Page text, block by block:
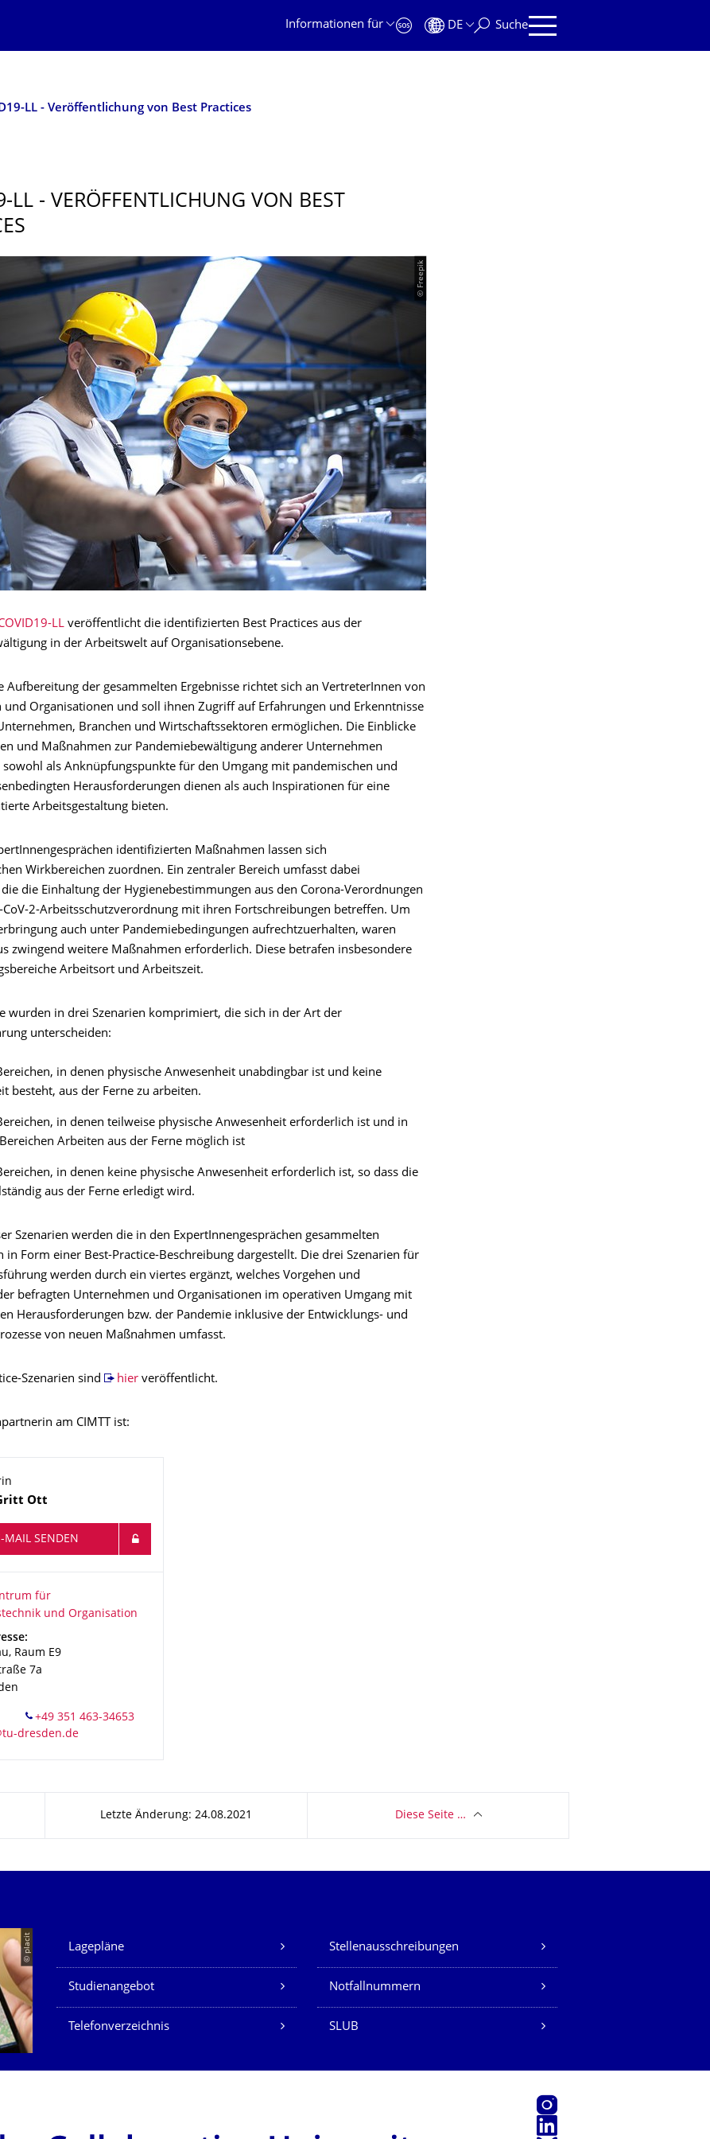
Informationen für
DE Suche
LL - Veröffentlichung von Best Practices
LL - VERÖFFENTLI­CHUNG VON BEST
© Freepik
LLveröffentlicht die identifizierten Best Practices aus der
in der Arbeitswelt auf Organisationsebene.
Aufbereitung der gesammelten Ergebnisse richtet sich an VertreterInnen von
und Organisationen und soll ihnen Zugriff auf Erfahrungen und Erkenntnisse
Branchen und Wirtschaftssektoren ermöglichen. Die Einblicke
und Maßnahmen zur Pandemiebewältigung anderer Unternehmen
sowohl als Anknüpfungspunkte für den Umgang mit pandemischen und
Herausforderungen dienen als auch Inspirationen für eine
Arbeitsgestaltung bieten.
identifizierten Maßnahmen lassen sich
Wirkbereichen zuordnen. Ein zentraler Bereich umfasst dabei
die Einhaltung der Hygienebestimmungen aus den Corona-Verordnungen
CoV-2-Arbeitsschutzverordnung mit ihren Fortschreibungen betreffen. Um
auch unter Pandemiebedingungen aufrechtzuerhalten, waren
zwingend weitere Maßnahmen erforderlich. Diese betrafen insbesondere
Arbeitsort und Arbeitszeit.
wurden in drei Szenarien komprimiert, die sich in der Art der
unterscheiden:
in denen physische Anwesenheit unabdingbar ist und keine
besteht, aus der Ferne zu arbeiten.
in denen teilweise physische Anwesenheit erforderlich ist und in
Arbeiten aus der Ferne möglich ist
in denen keine physische Anwesenheit erforderlich ist, so dass die
aus der Ferne erledigt wird.
Szenarien werden die in den ExpertInnengesprächen gesammelten
in Form einer Best-Practice-Beschreibung dargestellt. Die drei Szenarien für
werden durch ein viertes ergänzt, welches Vorgehen und
befragten Unternehmen und Organisationen im operativen Umgang mit
Herausforderungen bzw. der Pandemie inklusive der Entwicklungs- und
von neuen Maßnahmen umfasst.
Szenarien sind hier veröffentlicht.
am CIMTT ist:
Ott
MAIL SENDEN
für Produktionstechnik und Organisation
für
und Organisation
Raum E9
7a
Letzte Änderung: 24.08.2021 Diese Seite …
© placit Unsere Dienste
Lagepläne Stellenausschreibungen
Studienangebot Notfallnummern
Telefonverzeichnis SLUB
Instagram
LinkedIn